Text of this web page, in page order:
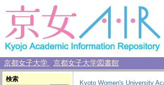
京都女子大学 京都女子大学図書館
検索
Kyoto Women's University